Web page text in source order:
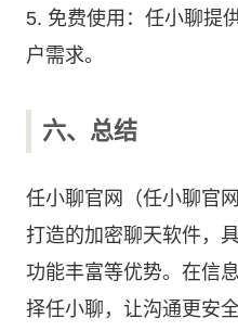
5. 免费使用：任小聊提
户需求。
六、总结
任小聊官网（任小聊官
打造的加密聊天软件，
功能丰富等优势。在信
择任小聊，让沟通更安